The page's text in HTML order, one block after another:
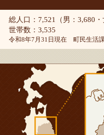
総人口：7,521（男：3,680・
世帯数：3,535
令和8年7月31日現在 町民生活